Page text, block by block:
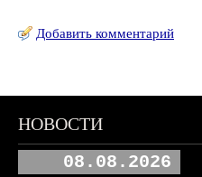
Добавить комментарий
НОВОСТИ
08.08.2026